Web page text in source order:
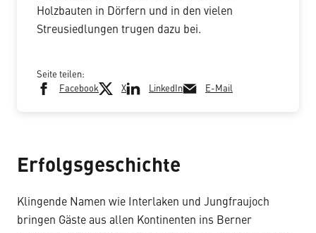
Holzbauten in Dörfern und in den vielen
Streusiedlungen trugen dazu bei.
Seite teilen:
Facebook
X LinkedIn E-Mail
Erfolgsgeschichte
Klingende Namen wie Interlaken und Jungfraujoch
bringen Gäste aus allen Kontinenten ins Berner